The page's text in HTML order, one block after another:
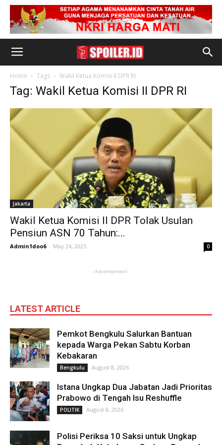
Home Tags Wakil Ketua Komisi II DPR RI
Tag: Wakil Ketua Komisi II DPR RI
Jakarta
Wakil Ketua Komisi II DPR Tolak Usulan
Pensiun ASN 70 Tahun:...
Admin1doo6 - May 24, 2025 0
- Advertisement -
LATEST ARTICLE
Pemkot Bengkulu Salurkan Bantuan
kepada Warga Pekan Sabtu Korban
Kebakaran
Bengkulu August 8, 2026
Istana Ungkap Dua Jabatan Jadi Prioritas
Prabowo di Tengah Isu Reshuffle
POLITIK August 8, 2026
Polisi Periksa 10 Saksi untuk Ungkap